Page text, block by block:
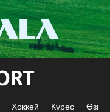
Хоккей Күрес Өзге